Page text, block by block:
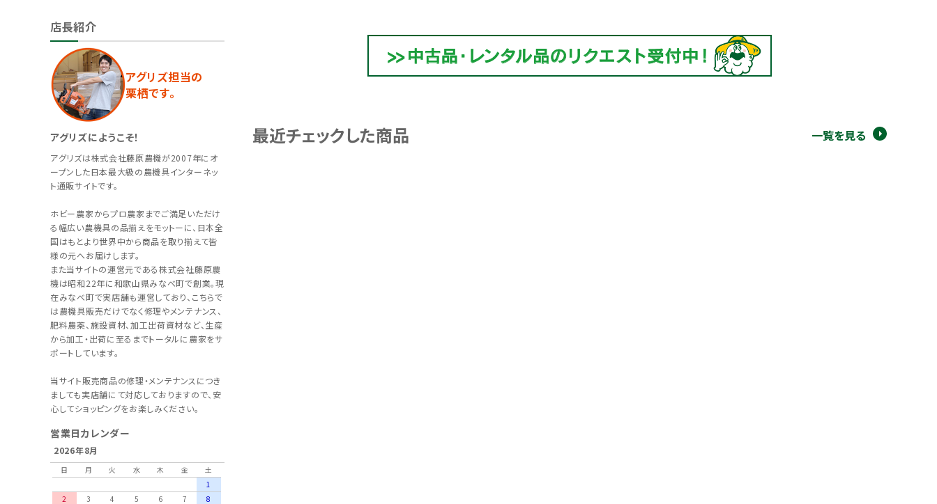
店長紹介
アグリズ担当の
栗栖です。
アグリズにようこそ！
アグリズは株式会社藤原農機が2007年にオ
ープンした日本最大級の農機具インターネッ
ト通販サイトです。
ホビー農家からプロ農家までご満足いただけ
る幅広い農機具の品揃えをモットーに、日本全
国はもとより世界中から商品を取り揃えて皆
様の元へお届けします。
また当サイトの運営元である株式会社藤原農
機は昭和22年に和歌山県みなべ町で創業。現
在みなべ町で実店舗も運営しており、こちらで
は農機具販売だけでなく修理やメンテナンス、
肥料農薬、施設資材、加工出荷資材など、生産
から加工・出荷に至るまでトータルに農家をサ
ポートしています。
当サイト販売商品の修理・メンテナンスにつき
ましても実店舗にて対応しておりますので、安
心してショッピングをお楽しみください。
営業日カレンダー
2026年8月
日 月 火 水 木 金
土
1
2
3 4 5 6 7 8
最近チェックした商品 一覧を見る